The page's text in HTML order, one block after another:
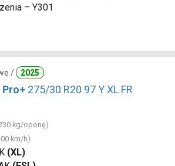
– Y301
/ 2025
275/30 R20 97 Y XL FR
kg/oponę)
km/h)
(XL)